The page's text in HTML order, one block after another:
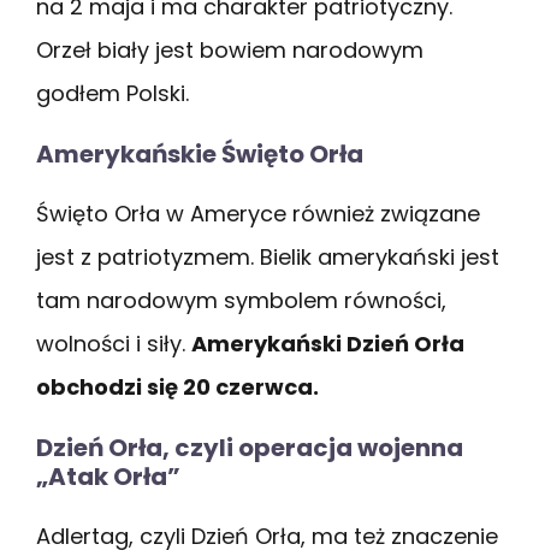
na 2 maja i ma charakter patriotyczny.
Orzeł biały jest bowiem narodowym
godłem Polski.
Amerykańskie Święto Orła
Święto Orła w Ameryce również związane
jest z patriotyzmem. Bielik amerykański jest
tam narodowym symbolem równości,
wolności i siły. Amerykański Dzień Orła
obchodzi się 20 czerwca.
Dzień Orła, czyli operacja wojenna
„Atak Orła”
Adlertag, czyli Dzień Orła, ma też znaczenie